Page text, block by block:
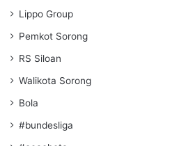
Lippo Group
Pemkot Sorong
RS Siloan
Walikota Sorong
Bola
#bundesliga